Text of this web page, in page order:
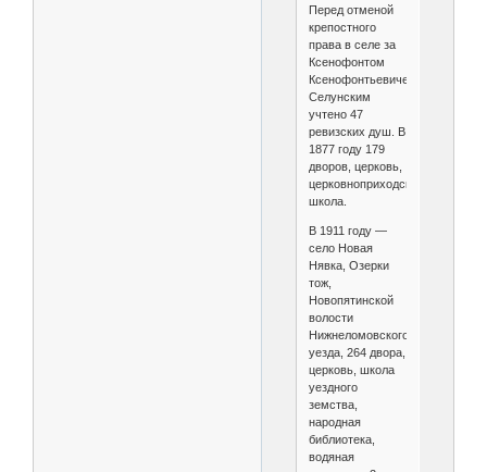
Перед отменой
крепостного
права в селе за
Ксенофонтом
Ксенофонтьевичем
Селунским
учтено 47
ревизских душ. В
1877 году 179
дворов, церковь,
церковноприходская
школа.
В 1911 году —
село Новая
Нявка, Озерки
тож,
Новопятинской
волости
Нижнеломовского
уезда, 264 двора,
церковь, школа
уездного
земства,
народная
библиотека,
водяная